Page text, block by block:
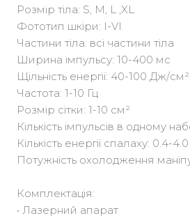
Розмір тіла: S, M, L ,XL
Фототип шкіри: I-VI
Частини тіла: всі частини тіла
Ширина імпульсу: 10-400 мс
Щільність енергії: 40-100 Дж/см²
Частота: 1-10 Гц
Розмір сітки: 1-10 см²
Кількість імпульсів в одному
Кількість енергії спалаху: 0.4-
Потужність охолодження
Комплектація:
• Лазерний апарат